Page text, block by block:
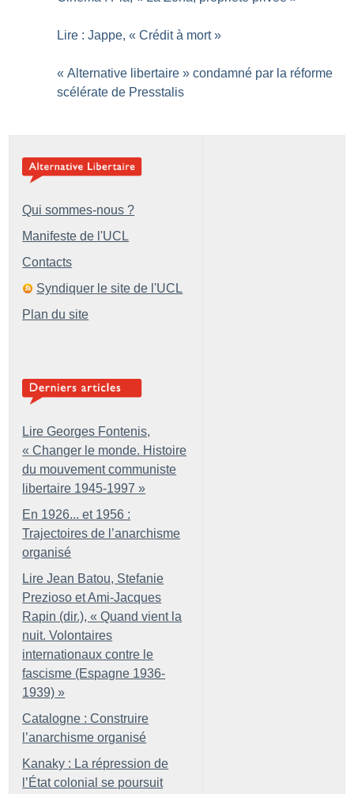
Lire : Jappe, « Crédit à mort »
« Alternative libertaire » condamné par la réforme
scélérate de Presstalis
Qui sommes-nous ?
Manifeste de l'UCL
Contacts
Syndiquer le site de l'UCL
Plan du site
Lire Georges Fontenis,
« Changer le monde. Histoire
du mouvement communiste
libertaire 1945-1997 »
En 1926... et 1956 :
Trajectoires de l’anarchisme
organisé
Lire Jean Batou, Stefanie
Prezioso et Ami-Jacques
Rapin (dir.), « Quand vient la
nuit. Volontaires
internationaux contre le
fascisme (Espagne 1936-
1939) »
Catalogne : Construire
l’anarchisme organisé
Kanaky : La répression de
l’État colonial se poursuit